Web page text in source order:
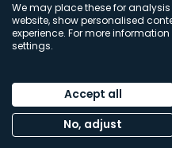
Réalisation :Buro Staal
Politique de confidentialité
|Centre de
We may place these for
website, show personalised
experience. For more
settings.
Accept all
No, adjust